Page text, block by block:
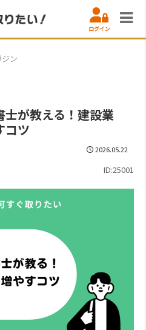
ログイン
ン
が教える！建設業
コツ
2026.05.22
ID:25001